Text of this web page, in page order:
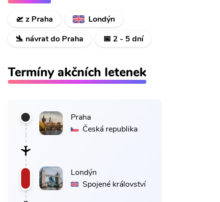
🛫 z Praha
Londýn
🛬 návrat do Praha
📅 2 - 5 dní
Termíny akčních letenek
Praha
Česká republika
Londýn
Spojené království